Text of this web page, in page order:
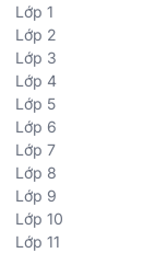
Lớp 1
Lớp 2
Lớp 3
Lớp 4
Lớp 5
Lớp 6
Lớp 7
Lớp 8
Lớp 9
Lớp 10
Lớp 11